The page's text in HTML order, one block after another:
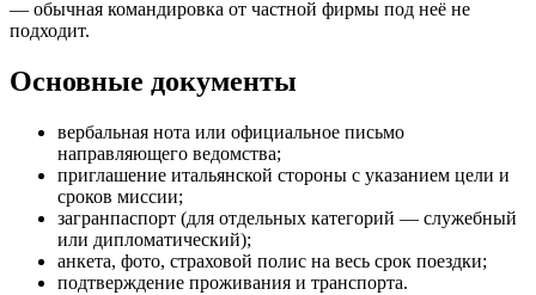
— обычная командировка от частной фирмы под неё не
подходит.
Основные документы
вербальная нота или официальное письмо
направляющего ведомства;
приглашение итальянской стороны с указанием цели и
сроков миссии;
загранпаспорт (для отдельных категорий — служебный
или дипломатический);
анкета, фото, страховой полис на весь срок поездки;
подтверждение проживания и транспорта.